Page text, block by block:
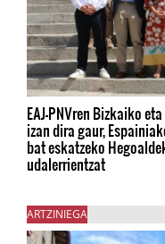
EAJ-PNVren Bizkaiko
izan dira gaur,
bat eskatzeko
udalerrientzat
ARTZINIEGA